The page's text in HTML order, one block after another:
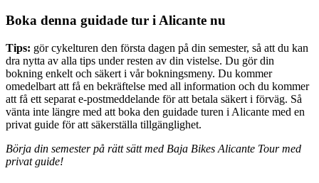
Boka denna guidade tur i Alicante nu
Tips: gör cykelturen den första dagen på din semester, så att du kan
dra nytta av alla tips under resten av din vistelse. Du gör din
bokning enkelt och säkert i vår bokningsmeny. Du kommer
omedelbart att få en bekräftelse med all information och du kommer
att få ett separat e-postmeddelande för att betala säkert i förväg. Så
vänta inte längre med att boka den guidade turen i Alicante med en
privat guide för att säkerställa tillgänglighet.
Börja din semester på rätt sätt med Baja Bikes Alicante Tour med
privat guide!